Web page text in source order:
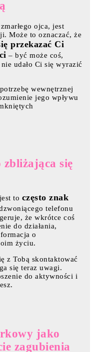
ojca, jest
Może to oznaczać, że
przekazać Ci
– być może coś,
udało Ci się wyrazić
wewnętrznej
jego wpływu
się
to często znak
telefonu
że wkrótce coś
do działania,
o
życiu.
z Tobą skontaktować
się teraz uwagi.
do aktywności i
jako
zagubienia